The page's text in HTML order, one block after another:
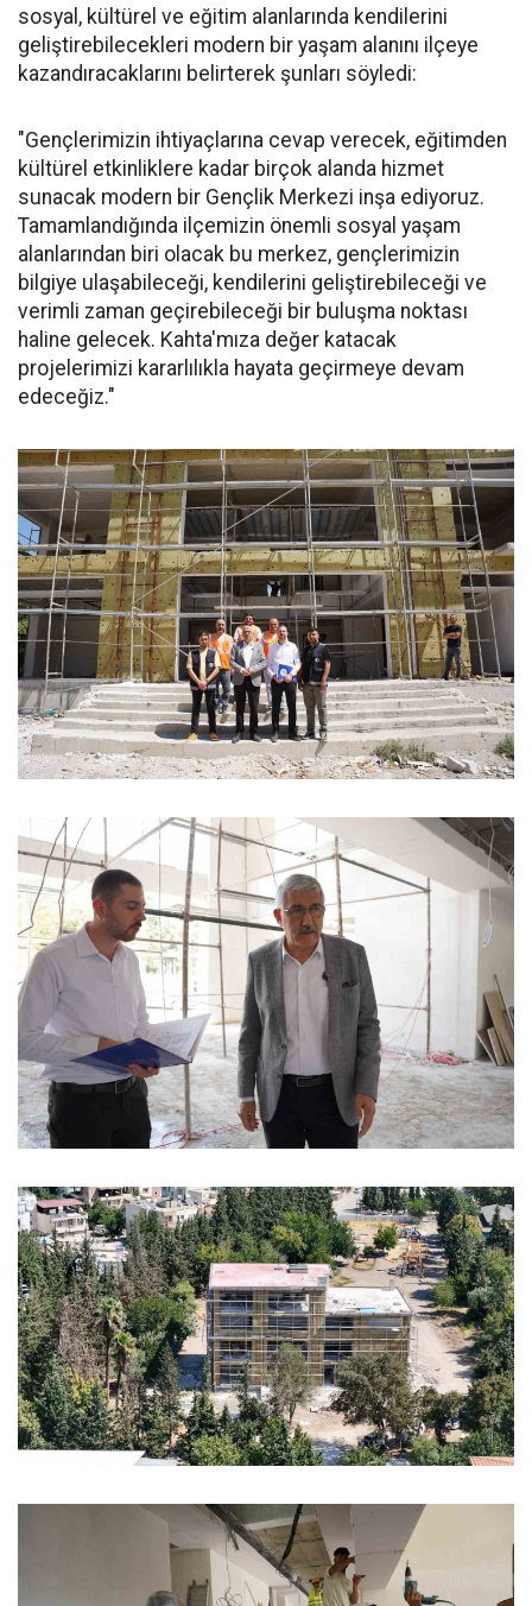
sosyal, kültürel ve eğitim alanlarında kendilerini
geliştirebilecekleri modern bir yaşam alanını ilçeye
kazandıracaklarını belirterek şunları söyledi:
"Gençlerimizin ihtiyaçlarına cevap verecek, eğitimden
kültürel etkinliklere kadar birçok alanda hizmet
sunacak modern bir Gençlik Merkezi inşa ediyoruz.
Tamamlandığında ilçemizin önemli sosyal yaşam
alanlarından biri olacak bu merkez, gençlerimizin
bilgiye ulaşabileceği, kendilerini geliştirebileceği ve
verimli zaman geçirebileceği bir buluşma noktası
haline gelecek. Kahta'mıza değer katacak
projelerimizi kararlılıkla hayata geçirmeye devam
edeceğiz."